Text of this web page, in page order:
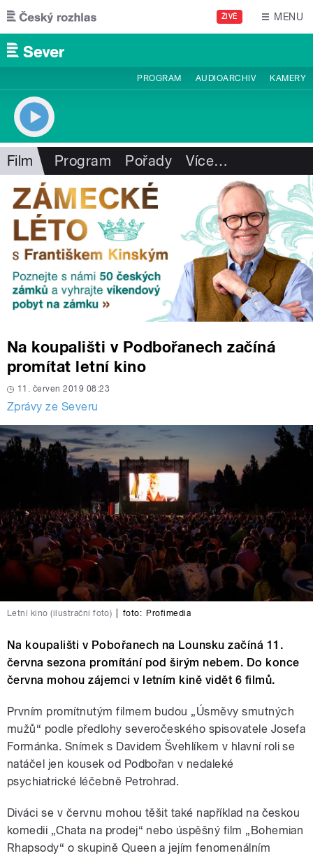
Přejít k hlavnímu obsahu
ŽIVĚ MENU
PROGRAM AUDIOARCHIV KAMERY
Film Program Pořady Více…
Na koupališti v Podbořanech začíná
promítat letní kino
11. červen 2019 08:23
Zprávy ze Severu
Letní kino (ilustrační foto) foto: Profimedia
Na koupališti v Pobořanech na Lounsku začíná 11.
června sezona promítání pod širým nebem. Do konce
června mohou zájemci v letním kině vidět 6 filmů.
Prvním promítnutým filmem budou „Úsměvy smutných
mužů“ podle předlohy severočeského spisovatele Josefa
Formánka. Snímek s Davidem Švehlíkem v hlavní roli se
natáčel jen kousek od Podbořan v nedaleké
psychiatrické léčebně Petrohrad.
Diváci se v červnu mohou těšit také například na českou
komedii „Chata na prodej“ nebo úspěšný film „Bohemian
Rhapsody“ o skupině Queen a jejím fenomenálním